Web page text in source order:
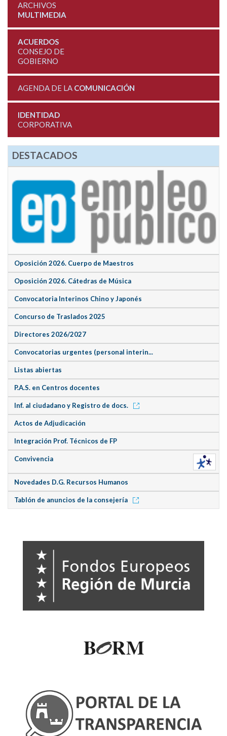
ARCHIVOS
MULTIMEDIA
ACUERDOS
CONSEJO DE
GOBIERNO
AGENDA DE LA COMUNICACIÓN
IDENTIDAD
CORPORATIVA
DESTACADOS
Oposición 2026. Cuerpo de Maestros
Oposición 2026. Cátedras de Música
Convocatoria Interinos Chino y Japonés
Concurso de Traslados 2025
Directores 2026/2027
Convocatorias urgentes (personal interin...
Listas abiertas
P.A.S. en Centros docentes
Inf. al ciudadano y Registro de docs.
Actos de Adjudicación
Integración Prof. Técnicos de FP
Convivencia
Novedades D.G. Recursos Humanos
Tablón de anuncios de la consejería